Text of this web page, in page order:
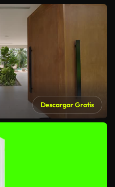
Descargar Gratis